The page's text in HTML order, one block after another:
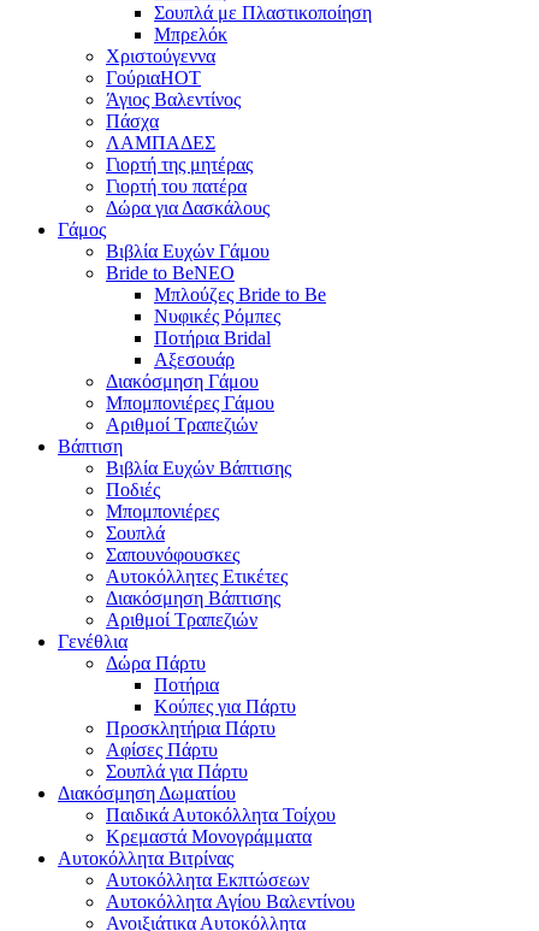
Σουπλά με Πλαστικοποίηση
Μπρελόκ
Χριστούγεννα
ΓούριαHOT
Άγιος Βαλεντίνος
Πάσχα
ΛΑΜΠΑΔΕΣ
Γιορτή της μητέρας
Γιορτή του πατέρα
Δώρα για Δασκάλους
Γάμος
Βιβλία Ευχών Γάμου
Bride to BeNEO
Μπλούζες Bride to Be
Νυφικές Ρόμπες
Ποτήρια Bridal
Αξεσουάρ
Διακόσμηση Γάμου
Μπομπονιέρες Γάμου
Αριθμοί Τραπεζιών
Βάπτιση
Βιβλία Ευχών Βάπτισης
Ποδιές
Μπομπονιέρες
Σουπλά
Σαπουνόφουσκες
Αυτοκόλλητες Ετικέτες
Διακόσμηση Βάπτισης
Αριθμοί Τραπεζιών
Γενέθλια
Δώρα Πάρτυ
Ποτήρια
Κούπες για Πάρτυ
Προσκλητήρια Πάρτυ
Αφίσες Πάρτυ
Σουπλά για Πάρτυ
Διακόσμηση Δωματίου
Παιδικά Αυτοκόλλητα Τοίχου
Κρεμαστά Μονογράμματα
Αυτοκόλλητα Βιτρίνας
Αυτοκόλλητα Εκπτώσεων
Αυτοκόλλητα Αγίου Βαλεντίνου
Ανοιξιάτικα Αυτοκόλλητα